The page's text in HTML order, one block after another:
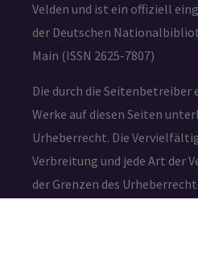
Velden und ist ein offiziell
der Deutschen
Main (ISSN 2625-7807)
Die durch die
Werke auf diesen Seiten
Urheberrecht. Die
Verbreitung und jede Art der
der Grenzen des